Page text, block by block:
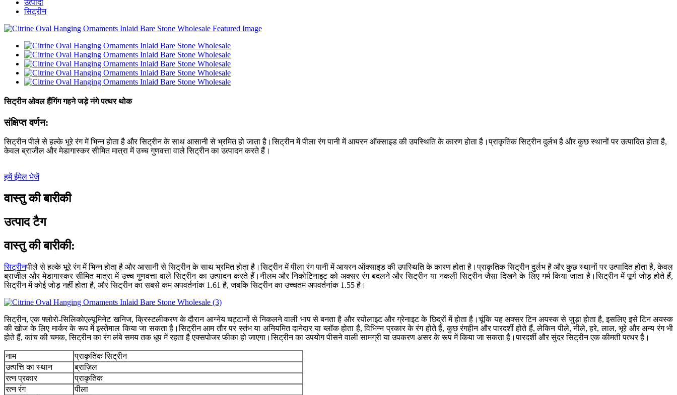
उत्पादों
सिट्रीन
सिट्रीन ओवल हैंगिंग गहने जड़े नंगे पत्थर थोक
संक्षिप्त वर्णन:
सिट्रीन पीले से हल्के भूरे रंग में भिन्न होता है और सिट्रीन के साथ आसानी से भ्रमित हो जाता है।सिट्रीन में पीला रंग पानी में आयरन ऑक्साइड की उपस्थिति के कारण होता है।प्राकृतिक सिट्रीन दुर्लभ है और कुछ स्थानों पर उत्पादित होता है,
केवल ब्राजील और मेडागास्कर सीमित मात्रा में उच्च गुणवत्ता वाले सिट्रीन का उत्पादन करते हैं।
हमें ईमेल भेजें
वास्तु की बारीकी
उत्पाद टैग
वास्तु की बारीकी:
सिट्रीनपीले से हल्के भूरे रंग में भिन्न होता है और आसानी से सिट्रीन के साथ भ्रमित होता है।सिट्रीन में पीला रंग पानी में आयरन ऑक्साइड की उपस्थिति के कारण होता है।प्राकृतिक सिट्रीन दुर्लभ है और कुछ स्थानों पर उत्पादित होता है, केवल
ब्राजील और मेडागास्कर सीमित मात्रा में उच्च गुणवत्ता वाले सिट्रीन का उत्पादन करते हैं।नीलम और निकोटिनाइट को अक्सर रंग बदलने और सिट्रीन या नकली सिट्रीन जैसा दिखने के लिए गर्म किया जाता है।सिट्रीन में पूर्ण जोड़ होते हैं,
सिट्रीन में कोई जोड़ नहीं होता है, और सिट्रीन का सबसे कम अपवर्तनांक 1.61 है, जबकि सिट्रीन का उच्चतम अपवर्तनांक 1.55 है।
सिट्रीन, एक फ्लोरो-सिलिकोएल्यूमिनेट खनिज, क्रिस्टलीकरण के दौरान आग्नेय चट्टानों से निकलने वाली भाप से बनता है और रयोलाइट और ग्रेनाइट के छिद्रों में होता है।चूंकि यह अक्सर टिन अयस्क से जुड़ा होता है, इसलिए इसे टिन अयस्क
की खोज के लिए मार्कर के रूप में इस्तेमाल किया जा सकता है।सिट्रीन आम तौर पर स्तंभ या अनियमित दानेदार या ब्लॉक होता है, विभिन्न प्रकार के रंग होते हैं, कुछ रंगहीन और पारदर्शी होते हैं, लेकिन पीले, नीले, हरे, लाल, भूरे और अन्य रंग भी
होते हैं, कांच की चमक, सिट्रीन का रंग लंबे समय तक धूप में रहता है एक्सपोजर फीका हो जाएगा।सिट्रीन का उपयोग पीसने वाली सामग्री या उपकरण असर के रूप में किया जा सकता है।पारदर्शी और सुंदर सिट्रीन एक कीमती पत्थर है।
नाम
प्राकृतिक सिट्रीन
उत्पत्ति का स्थान
ब्राज़िल
रत्न प्रकार
प्राकृतिक
रत्न रंग
पीला